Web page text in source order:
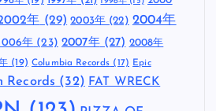
年 (29) 2003年 (22) 2004年
年 (23) 2007年(27) 2008年
(19) Columbia Records (17) Epic
Records (32) FAT WRECK